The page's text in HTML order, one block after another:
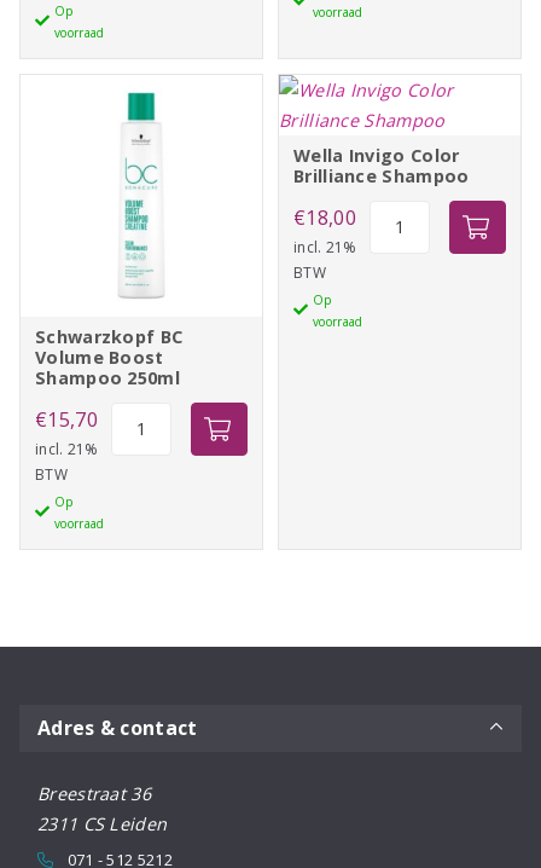
Op
voorraad
Shampoo
aantal
voorraad
Schwarzkopf BC
Volume Boost
Shampoo 250ml
€15,70
incl. 21%
BTW
Op
voorraad
Schwarzkopf
Wella Invigo Color
Brilliance Shampoo
€18,00
incl. 21%
BTW
Op
voorraad
Adres & contact
Breestraat 36
2311 CS Leiden
071 - 512 5212